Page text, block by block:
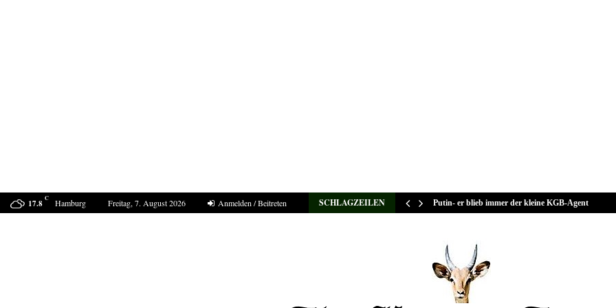
17.8 C Hamburg Freitag, 7. August 2026 Anmelden / Beitreten SCHLAGZEILEN
ProDogRomania e.V. weist die moralische Schuld dem… Putin- er blieb immer der kleine KGB-Agent